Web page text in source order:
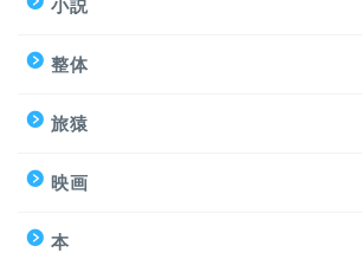
小説
整体
旅猿
映画
本